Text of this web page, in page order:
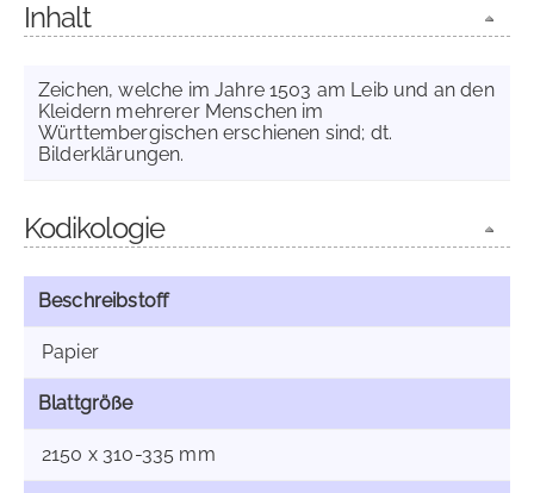
Inhalt
Zeichen, welche im Jahre 1503 am Leib und an den
Kleidern mehrerer Menschen im
Württembergischen erschienen sind; dt.
Bilderklärungen.
Kodikologie
Beschreibstoff
Papier
Blattgröße
2150 x 310-335 mm